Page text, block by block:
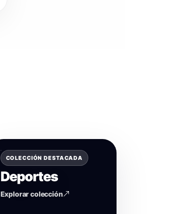
COLECCIÓN DESTACADA
Deportes
Explorar colección